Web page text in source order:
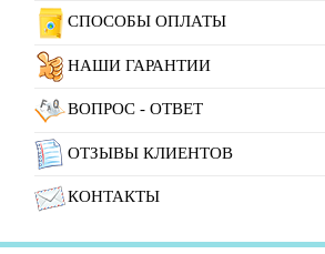
СПОСОБЫ ОПЛАТЫ
НАШИ ГАРАНТИИ
ВОПРОС - ОТВЕТ
ОТЗЫВЫ КЛИЕНТОВ
КОНТАКТЫ